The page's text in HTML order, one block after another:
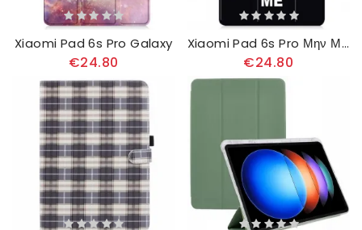
Xiaomi Pad 6s Pro Galaxy
€24.80
Xiaomi Pad 6s Pro Μην Με Αγγίζεις
€24.80